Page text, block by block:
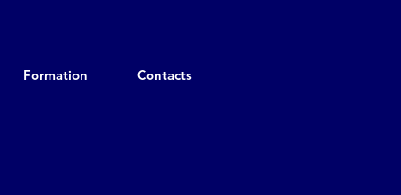
Formation Contacts